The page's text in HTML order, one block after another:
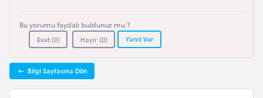
Bu yorumu faydalı buldunuz mu ?
Evet (0) Hayır (0) Yanıt Ver
Bilgi Sayfasına Dön
B
e
a
r